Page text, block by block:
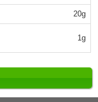
20g
1g